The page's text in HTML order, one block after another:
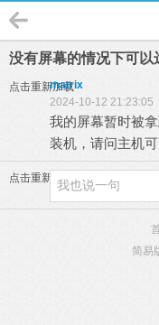
没有屏幕的情况下可以
点击重新加载
matrix
2024-10-12 21:23:05
我的屏幕暂时被
装机，请问主机
点击重新加载
简易